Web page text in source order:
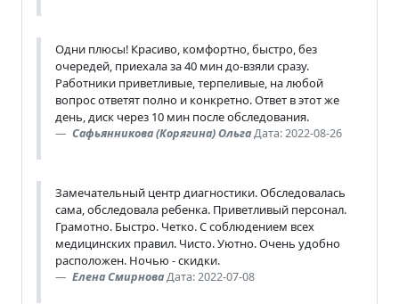
Одни плюсы! Красиво, комфортно, быстро, без
очередей, приехала за 40 мин до-взяли сразу.
Работники приветливые, терпеливые, на любой
вопрос ответят полно и конкретно. Ответ в этот же
день, диск через 10 мин после обследования.
Сафьянникова (Корягина) ОльгаДата: 2022-08-26
Замечательный центр диагностики. Обследовалась
сама, обследовала ребенка. Приветливый персонал.
Грамотно. Быстро. Четко. С соблюдением всех
медицинских правил. Чисто. Уютно. Очень удобно
расположен. Ночью - скидки.
Елена СмирноваДата: 2022-07-08